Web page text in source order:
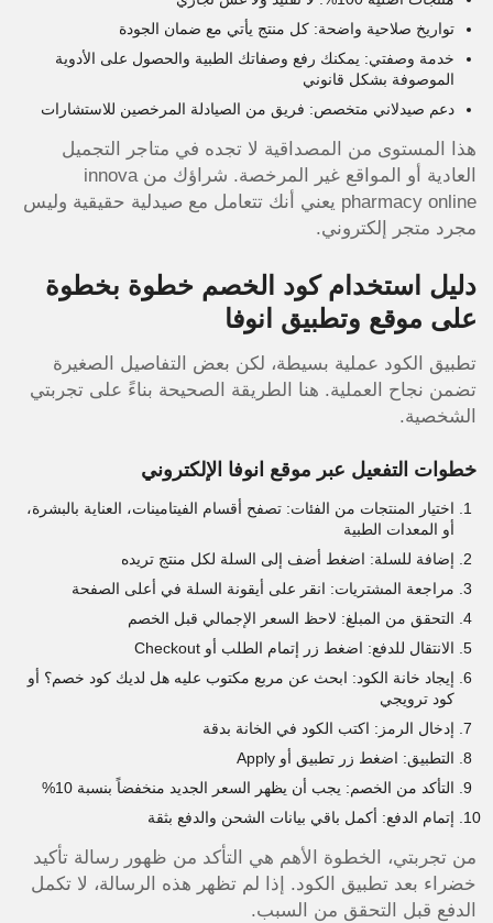
تواريخ صلاحية واضحة: كل منتج يأتي مع ضمان الجودة
خدمة وصفتي: يمكنك رفع وصفاتك الطبية والحصول على الأدوية
الموصوفة بشكل قانوني
دعم صيدلاني متخصص: فريق من الصيادلة المرخصين للاستشارات
هذا المستوى من المصداقية لا تجده في متاجر التجميل
العادية أو المواقع غير المرخصة. شراؤك من innova
pharmacy online يعني أنك تتعامل مع صيدلية حقيقية وليس
مجرد متجر إلكتروني.
دليل استخدام كود الخصم خطوة بخطوة
على موقع وتطبيق انوفا
تطبيق الكود عملية بسيطة، لكن بعض التفاصيل الصغيرة
تضمن نجاح العملية. هنا الطريقة الصحيحة بناءً على تجربتي
الشخصية.
خطوات التفعيل عبر موقع انوفا الإلكتروني
اختيار المنتجات من الفئات: تصفح أقسام الفيتامينات، العناية بالبشرة،
أو المعدات الطبية
إضافة للسلة: اضغط أضف إلى السلة لكل منتج تريده
مراجعة المشتريات: انقر على أيقونة السلة في أعلى الصفحة
التحقق من المبلغ: لاحظ السعر الإجمالي قبل الخصم
الانتقال للدفع: اضغط زر إتمام الطلب أو Checkout
إيجاد خانة الكود: ابحث عن مربع مكتوب عليه هل لديك كود خصم؟ أو
كود ترويجي
إدخال الرمز: اكتب الكود في الخانة بدقة
التطبيق: اضغط زر تطبيق أو Apply
التأكد من الخصم: يجب أن يظهر السعر الجديد منخفضاً بنسبة 10%
إتمام الدفع: أكمل باقي بيانات الشحن والدفع بثقة
من تجربتي، الخطوة الأهم هي التأكد من ظهور رسالة تأكيد
خضراء بعد تطبيق الكود. إذا لم تظهر هذه الرسالة، لا تكمل
الدفع قبل التحقق من السبب.